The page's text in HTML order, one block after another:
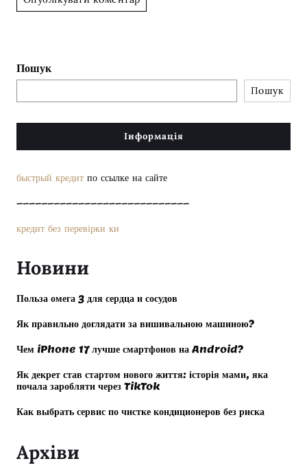
Пошук
Пошук
Інформація
быстрый кредитпо ссылке на сайте
––––––––––––––––––––––––––––
кредит без перевірки ки
Новини
Польза омега 3 для сердца и сосудов
Як правильно доглядати за вишивальною машиною?
Чем iPhone 17 лучше смартфонов на Android?
Як декрет став стартом нового життя: історія мами, яка
почала заробляти через TikTok
Как выбрать сервис по чистке кондиционеров без риска
Архіви